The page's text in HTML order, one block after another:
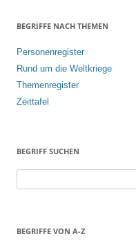
BEGRIFFE NACH THEMEN
Personenregister
Rund um die Weltkriege
Themenregister
Zeittafel
BEGRIFF SUCHEN
h
BEGRIFFE VON A-Z